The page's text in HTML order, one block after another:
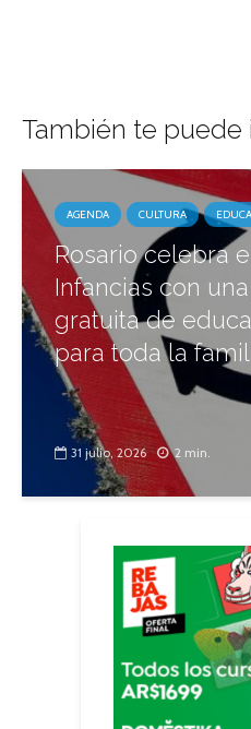
También te puede
AGENDA CULTURA
Rosario celebra
Infancias con
gratuita de
para toda la
31 julio, 2026 2 min.